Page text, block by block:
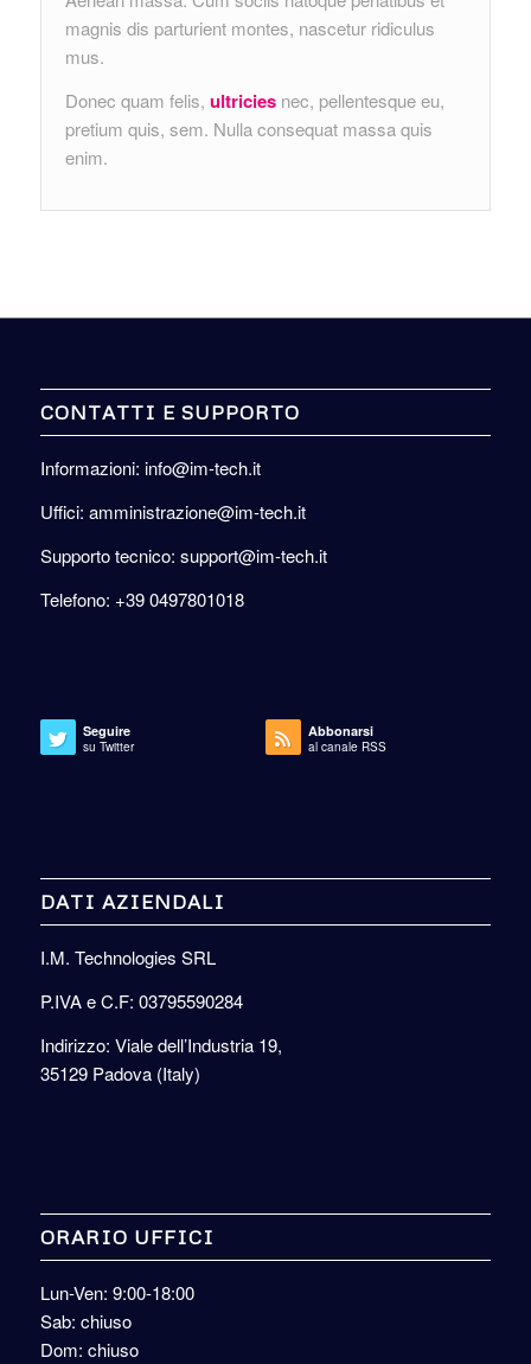
magnis dis parturient montes, nascetur ridiculus
mus.
Donec quam felis, ultriciesnec, pellentesque eu,
pretium quis, sem. Nulla consequat massa quis
enim.
CONTATTI E SUPPORTO
Informazioni: info@im-tech.it
Uffici: amministrazione@im-tech.it
Supporto tecnico: support@im-tech.it
Telefono: +39 0497801018
Seguire
su Twitter
Abbonarsi
al canale RSS
DATI AZIENDALI
I.M. Technologies SRL
P.IVA e C.F: 03795590284
Indirizzo: Viale dell’Industria 19,
35129 Padova (Italy)
ORARIO UFFICI
Lun-Ven: 9:00-18:00
Sab: chiuso
Dom: chiuso